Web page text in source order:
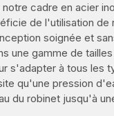
cadre en acier
de l'utilisation de
soignée et
une gamme de
s'adapter à tous les
qu'une pression
du robinet jusqu'à